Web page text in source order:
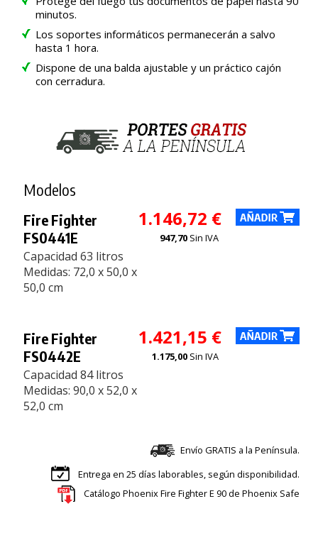
minutos.
Los soportes informáticos permanecerán a salvo
hasta 1 hora.
Dispone de una balda ajustable y un práctico cajón
con cerradura.
Modelos
Fire Fighter
FS0441E
Capacidad 63 litros
Medidas: 72,0 x 50,0 x
50,0 cm
1.146,72 €
947,70 Sin IVA
Fire Fighter
FS0442E
Capacidad 84 litros
Medidas: 90,0 x 52,0 x
52,0 cm
1.421,15 €
1.175,00 Sin IVA
Envío GRATIS a la Península.
Entrega en 25 días laborables, según disponibilidad.
Catálogo Phoenix Fire Fighter E 90 de Phoenix Safe